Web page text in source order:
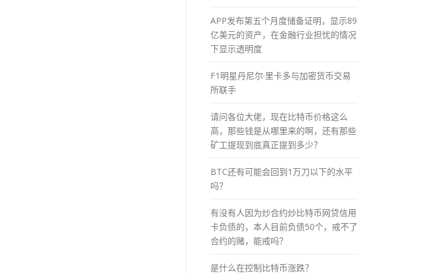
APP发布第五个月度储备证明，显示89
亿美元的资产，在金融行业担忧的情况
下显示透明度
F1明星丹尼尔·里卡多与加密货币交易
所联手
请问各位大佬，现在比特币价格这么
高，那些钱是从哪里来的啊，还有那些
矿工提现到底真正提到多少？
BTC还有可能会回到1万刀以下的水平
吗？
有没有人因为炒合约炒比特币网贷信用
卡负债的，本人目前负债50个，戒不了
合约的赌，能戒吗？
是什么在控制比特币涨跌？